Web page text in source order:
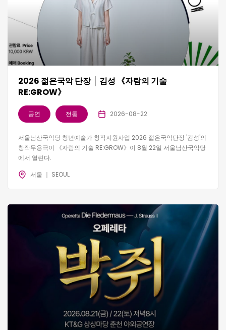
2026 젊은국악 단장 │ 김성 《자람의 기술
RE:GROW》
공연 전통 2026-08-22
서울남산국악당 청년예술가 창작지원사업 2026 젋은국악단장 '김성'의
창작무용극이 《자람의 기술 RE:GROW》이 8월 22일 서울남산국악당
에서 열린다.
서울 ｜ SEOUL